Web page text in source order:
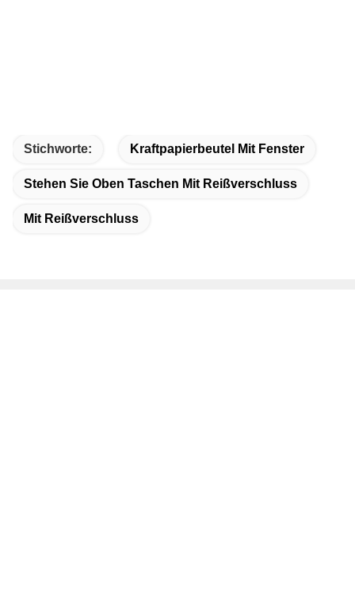
Stichworte: Kraftpapierbeutel Mit Fenster
Stehen Sie Oben Taschen Mit Reißverschluss
Mit Reißverschluss